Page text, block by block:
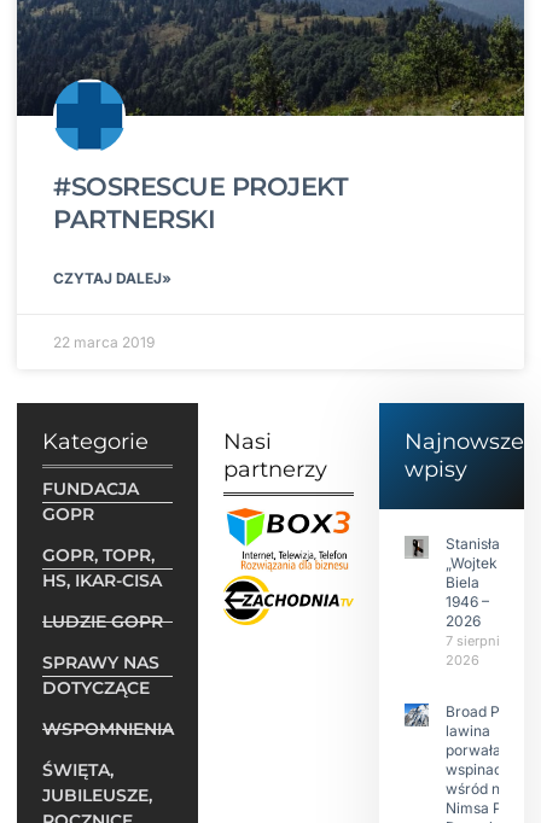
#SOSRESCUE PROJEKT
PARTNERSKI
CZYTAJ DALEJ»
22 marca 2019
Kategorie
FUNDACJA
GOPR
GOPR, TOPR,
HS, IKAR-CISA
LUDZIE GOPR
SPRAWY NAS
DOTYCZĄCE
WSPOMNIENIA
ŚWIĘTA,
JUBILEUSZE,
Nasi
partnerzy
Najnowsze
wpisy
Stanisław
„Wojtek”
Biela
1946 –
2026
7 sierpnia
2026
Broad Peak:
lawina
porwała 10
wspinaczy,
wśród nich
Nimsa Purję.